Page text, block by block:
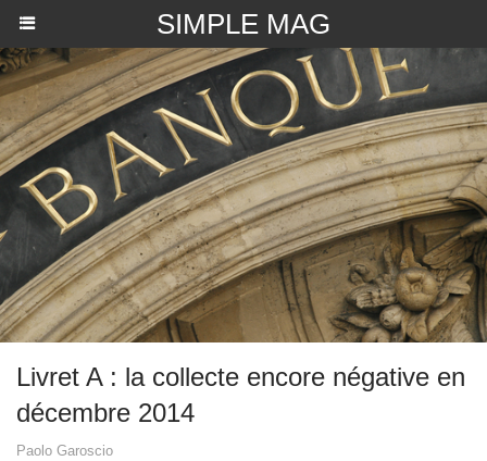
SIMPLE MAG
​Livret A : la collecte encore négative en
décembre 2014
Paolo Garoscio